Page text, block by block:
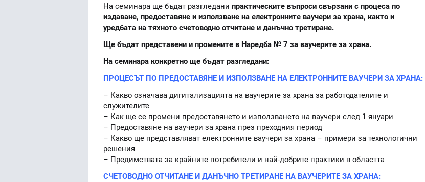
На семинара ще бъдат разгледани практическите въпроси свързани с процеса по
издаване, предоставяне и използване на електронните ваучери за храна, както и
уредбата на тяхното счетоводно отчитане и данъчно третиране.
Ще бъдат представени и промените в Наредба № 7 за ваучерите за храна.
На семинара конкретно ще бъдат разгледани:
ПРОЦЕСЪТ ПО ПРЕДОСТАВЯНЕ И ИЗПОЛЗВАНЕ НА ЕЛЕКТРОННИТЕ ВАУЧЕРИ ЗА ХРАНА:
– Какво означава дигитализацията на ваучерите за храна за работодателите и
служителите
– Как ще се промени предоставянето и използването на ваучери след 1 януари
– Предоставяне на ваучери за храна през преходния период
– Какво ще представляват електронните ваучери за храна – примери за технологични
решения
– Предимствата за крайните потребители и най-добрите практики в областта
СЧЕТОВОДНО ОТЧИТАНЕ И ДАНЪЧНО ТРЕТИРАНЕ НА ВАУЧЕРИТЕ ЗА ХРАНА: